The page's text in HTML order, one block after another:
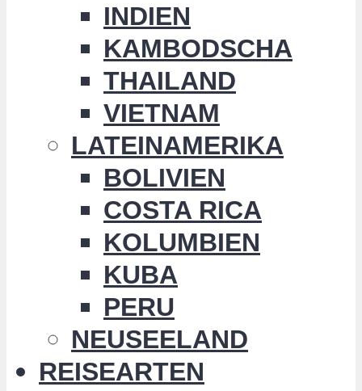
INDIEN
KAMBODSCHA
THAILAND
VIETNAM
LATEINAMERIKA
BOLIVIEN
COSTA RICA
KOLUMBIEN
KUBA
PERU
NEUSEELAND
REISEARTEN